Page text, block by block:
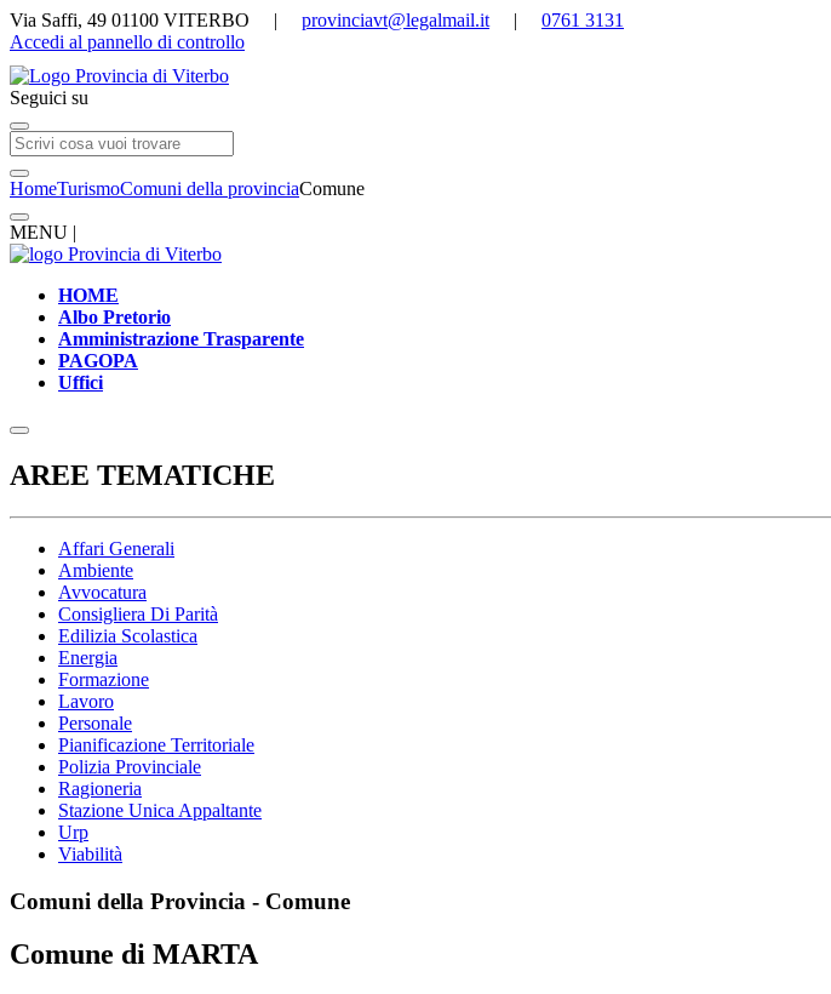
Via Saffi, 49 01100 VITERBO | provinciavt@legalmail.it | 0761 3131
Accedi al pannello di controllo
Seguici su
HomeTurismoComuni della provinciaComune
MENU |
HOME
Albo Pretorio
Amministrazione Trasparente
PAGOPA
Uffici
AREE TEMATICHE
Affari Generali
Ambiente
Avvocatura
Consigliera Di Parità
Edilizia Scolastica
Energia
Formazione
Lavoro
Personale
Pianificazione Territoriale
Polizia Provinciale
Ragioneria
Stazione Unica Appaltante
Urp
Viabilità
Comuni della Provincia - Comune
Comune di MARTA